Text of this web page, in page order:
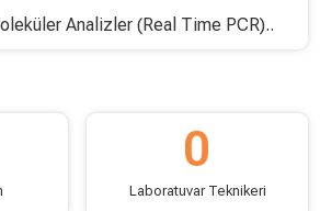
Analizler (Real Time PCR)..
Laboratuvar Teknikeri
0